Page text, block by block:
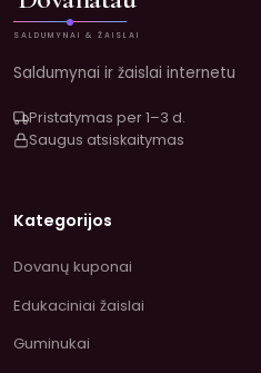
SALDUMYNAI & ŽAISLAI
Saldumynai ir žaislai internetu
Pristatymas per 1–3 d.
Saugus atsiskaitymas
Kategorijos
Dovanų kuponai
Edukaciniai žaislai
Guminukai